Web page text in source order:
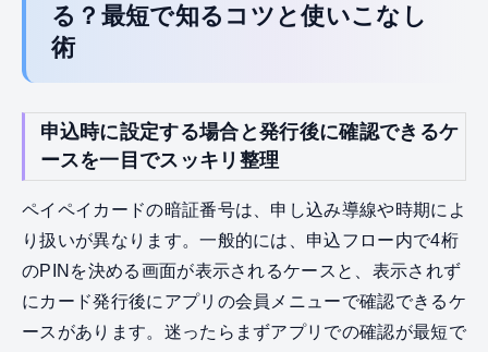
る？最短で知るコツと使いこなし
術
申込時に設定する場合と発行後に確認できるケ
ースを一目でスッキリ整理
ペイペイカードの暗証番号は、申し込み導線や時期によ
り扱いが異なります。一般的には、申込フロー内で4桁
のPINを決める画面が表示されるケースと、表示されず
にカード発行後にアプリの会員メニューで確認できるケ
ースがあります。迷ったらまずアプリでの確認が最短で